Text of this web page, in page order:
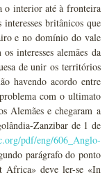
o interior até à fronteira
britânicos que
e no domínio do vale
interesses alemães da
de unir os territórios
havendo acordo entre
com o ultimato
Alemães e chegaram a
Zanzibar de 1 de
pdf/eng/606_Anglo-
parágrafo do ponto
deve ler-se «In